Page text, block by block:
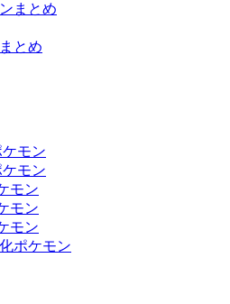
まとめ
とめ
モン
モン
モン
モン
モン
ポケモン